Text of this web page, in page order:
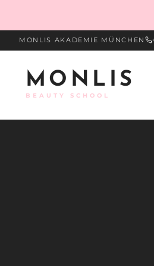
MONLIS AKADEMIE MÜNCHEN
MONLIS
BEAUTY SCHOOL
Главная/ Курсы /Мастер ногтевого